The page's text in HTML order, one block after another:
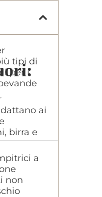
tipi di
per i
ai
birra e
a
non